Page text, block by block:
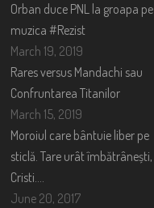
Orban duce PNL la groapa pe
muzica #Rezist
March 19, 2019
Rares versus Mandachi sau
Confruntarea Titanilor
March 15, 2019
Moroiul care bântuie liber pe
sticlă. Tare urât îmbătrânești,
Cristi….
June 20, 2017